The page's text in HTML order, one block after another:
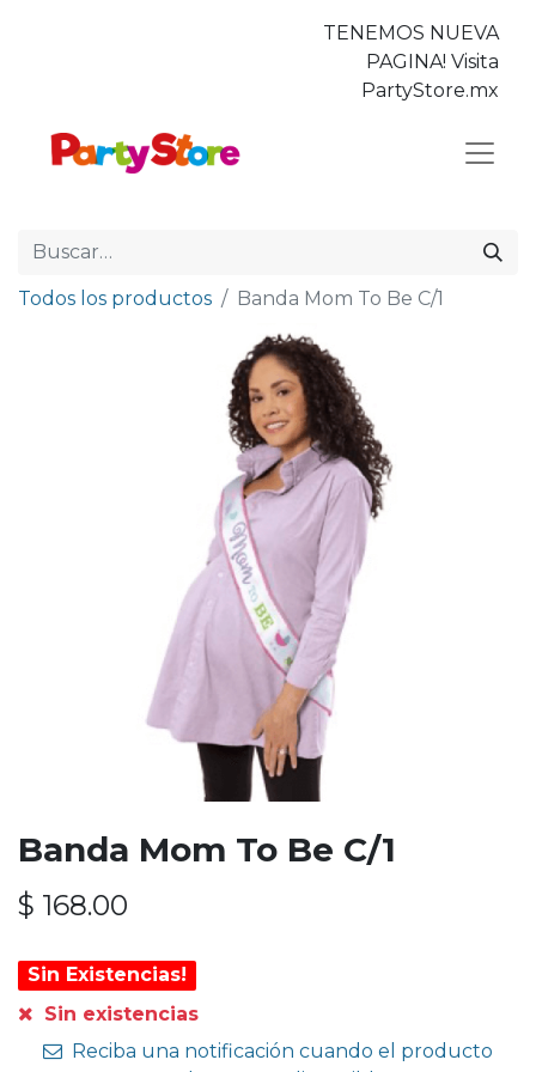
TENEMOS NUEVA
PAGINA! Visita
PartyStore.mx
Todos los productos Banda Mom To Be C/1
Banda Mom To Be C/1
$ 168.00
Sin Existencias!
Sin existencias
Reciba una notificación cuando el producto